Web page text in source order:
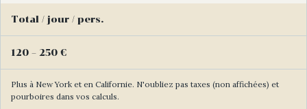
Total / jour / pers.
120 – 250 €
Plus à New York et en Californie. N'oubliez pas taxes (non affichées) et
pourboires dans vos calculs.